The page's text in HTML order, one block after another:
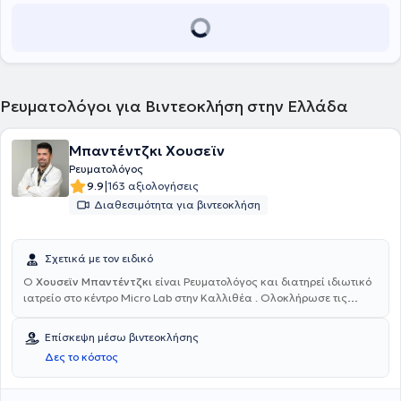
Ρευματολόγοι για Βιντεοκλήση στην Ελλάδα
Μπαντέντζκι Χουσεϊν
Ρευματολόγος
9.9|163 αξιολογήσεις
Διαθεσιμότητα για βιντεοκλήση
Σχετικά με τον ειδικό
Ο Χουσεϊν Μπαντέντζκι είναι Ρευματολόγος και διατηρεί ιδιωτικό
ιατρείο στο κέντρο Micro Lab στην Καλλιθέα . Ολοκλήρωσε τις
Θράκης και στη συνέχεια απέκτησε επιπλέον πτυχίο
Ρευματολογίας από το University of Bochum στη Γερμανία και
ειδικεύτηκε στη Ρευματολογία στο Ρευματολογικό Νοσοκομείο
Χέρνε της Γερμανίας. Τέλος, έχει τελέσει Επικουρικός Επιμελητής Β,
Επίσκεψη μέσω βιντεοκλήσης
Δες το κόστος